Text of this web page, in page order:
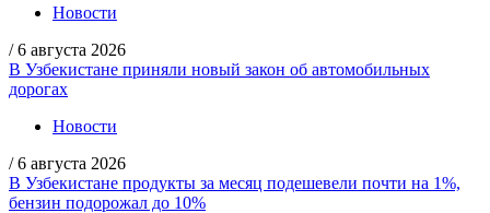
Новости
/ 6 августа 2026
В Узбекистане приняли новый закон об автомобильных
дорогах
Новости
/ 6 августа 2026
В Узбекистане продукты за месяц подешевели почти на 1%,
бензин подорожал до 10%